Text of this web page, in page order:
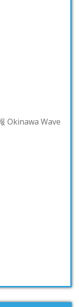
Okinawa Wave